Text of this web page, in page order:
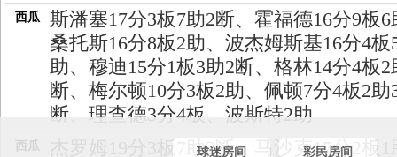
西瓜
斯潘塞17分3板7助2断、霍福德16分9板6
桑托斯16分8板2助、波杰姆斯基16分4板
助、穆迪15分1板3助2断、格林14分4板2
断、梅尔顿10分3板2助、佩顿7分4板2助
断、理查德3分4板、波斯特2助
西瓜
杰罗姆19分3板7助2断、马沙克17分2板1
球迷房间 彩民房间